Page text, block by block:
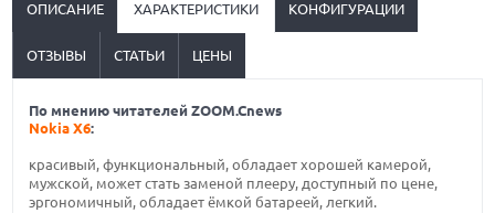
ОПИСАНИЕ ХАРАКТЕРИСТИКИ КОНФИГУРАЦИИ
ОТЗЫВЫ СТАТЬИ ЦЕНЫ
По мнению читателей ZOOM.Cnews
Nokia X6:
красивый, функциональный, обладает хорошей камерой,
мужской, может стать заменой плееру, доступный по цене,
эргономичный, обладает ёмкой батареей, легкий.